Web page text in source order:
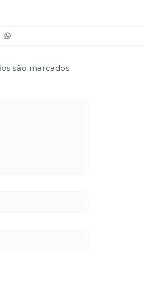
são marcados